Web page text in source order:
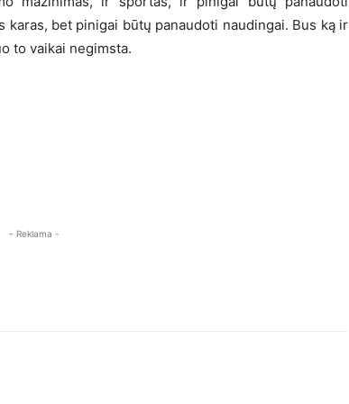
karas, bet pinigai būtų panaudoti naudingai. Bus ką ir
to vaikai negimsta.
- Reklama -